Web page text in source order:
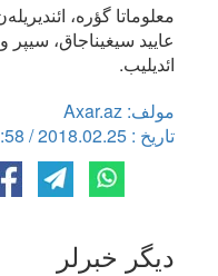
معلوماتا گؤره،
عایید سیغیناجاق،
ائدیلیب.
مولف: Axar.az
تاریخ : 2018.02.25 / 19:58
دیگر خبرلر